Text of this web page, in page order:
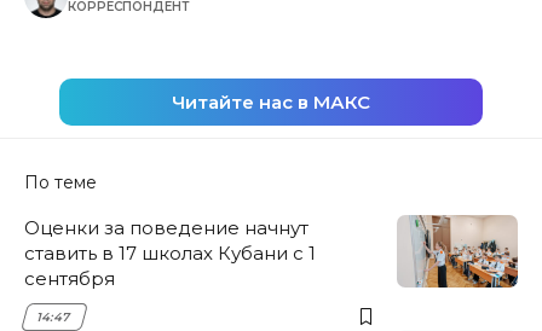
КОРРЕСПОНДЕНТ
Читайте нас в МАКС
По теме
Оценки за поведение начнут
ставить в 17 школах Кубани с 1
сентября
14:47